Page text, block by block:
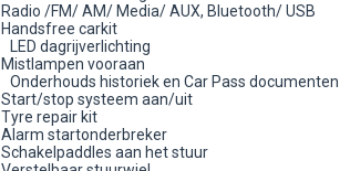
Radio /FM/ AM/ Media/ AUX, Bluetooth/ USB
Handsfree carkit
LED dagrijverlichting
Mistlampen vooraan
Onderhouds historiek en Car Pass documenten
Start/stop systeem aan/uit
Tyre repair kit
Alarm startonderbreker
Schakelpaddles aan het stuur